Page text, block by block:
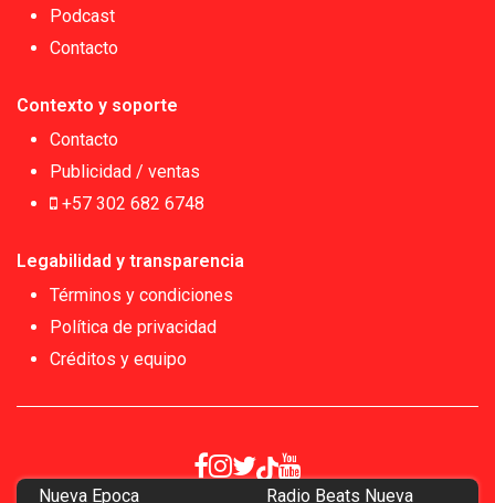
Podcast
Contacto
Contexto y soporte
Contacto
Publicidad / ventas
+57 302 682 6748
Legabilidad y transparencia
Términos y condiciones
Política de privacidad
Créditos y equipo
Nueva Epoca Radio Beats Nueva